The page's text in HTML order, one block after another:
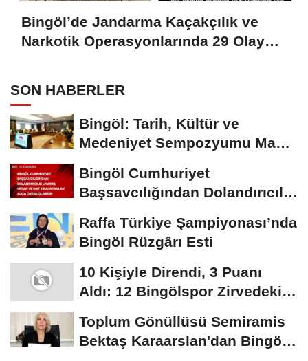
Bingöl’de Jandarma Kaçakçılık ve
Narkotik Operasyonlarında 29 Olaya
SON HABERLER
Bingöl: Tarih, Kültür ve
Medeniyet Sempozyumu Mayıs
Bingöl Cumhuriyet
Başsavcılığından Dolandırıcılık
Raffa Türkiye Şampiyonası’nda
Bingöl Rüzgârı Esti
10 Kişiyle Direndi, 3 Puanı
Aldı: 12 Bingölspor Zirvedeki
Toplum Gönüllüsü Semiramis
Bektaş Karaarslan'dan Bingöl